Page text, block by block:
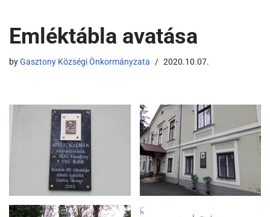
Emléktábla avatása
byGasztony Községi Önkormányzata 2020.10.07.